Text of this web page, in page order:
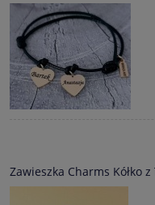
Zawieszka Charms Kółko